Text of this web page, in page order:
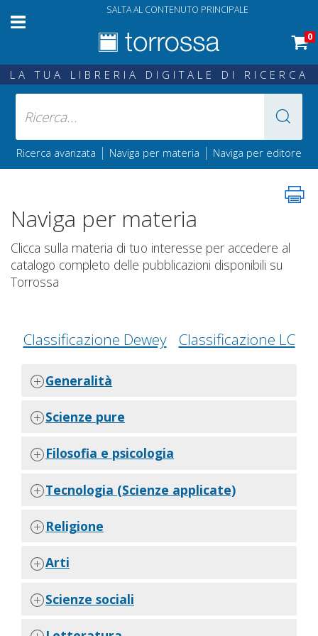
SALTA AL CONTENUTO PRINCIPALE
0
LA TUA LIBRERIA DIGITALE DI RICERCA
Ricerca avanzata | Naviga per materia | Naviga per editore
Naviga per materia
Clicca sulla materia di tuo interesse per accedere al
catalogo completo delle pubblicazioni disponibili su
Torrossa
Classificazione Dewey Classificazione LC
Generalità
Scienze pure
Filosofia e psicologia
Tecnologia (Scienze applicate)
Religione
Arti
Scienze sociali